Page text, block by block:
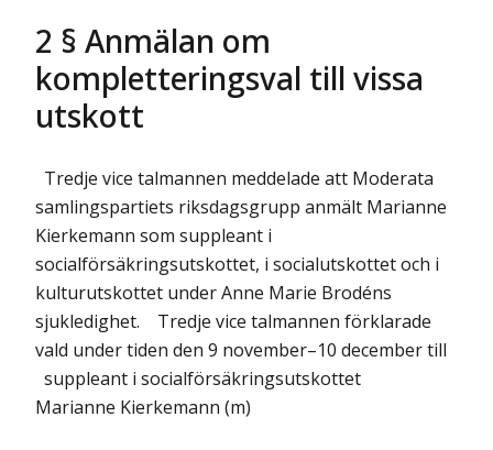
2 § Anmälan om
kompletteringsval till vissa
utskott
Tredje vice talmannen meddelade att Moderata
samlingspartiets riksdagsgrupp anmält Marianne
Kierkemann som suppleant i
socialförsäkringsutskottet, i socialutskottet och i
kulturutskottet under Anne Marie Brodéns
sjukledighet. Tredje vice talmannen förklarade
vald under tiden den 9 november–10 decembertill
suppleant i socialförsäkringsutskottet
Marianne Kierkemann (m)